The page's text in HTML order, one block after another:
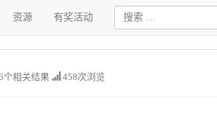
资源 有奖活动
个相关结果 458次浏览